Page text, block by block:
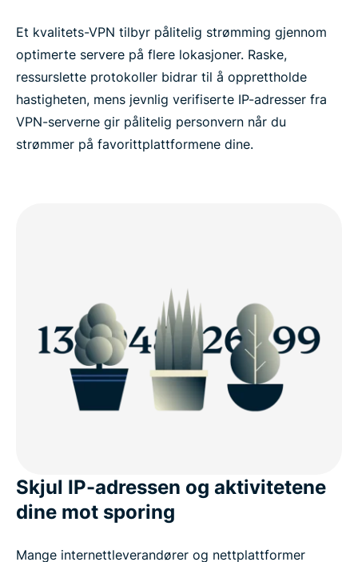
Et kvalitets-VPN tilbyr pålitelig strømming gjennom
optimerte servere på flere lokasjoner. Raske,
ressurslette protokoller bidrar til å opprettholde
hastigheten, mens jevnlig verifiserte IP-adresser fra
VPN-serverne gir pålitelig personvern når du
strømmer på favorittplattformene dine.
Skjul IP-adressen og aktivitetene
dine mot sporing
Mange internettleverandører og nettplattformer